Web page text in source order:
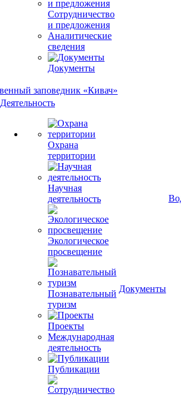
Сотрудничество
и предложения
Аналитические
сведения
Документы
Деятельность
Охрана
территории
Научная
деятельность
Экологическое
просвещение
Познавательный
туризм
Проекты
Международная
деятельность
Публикации
Документы